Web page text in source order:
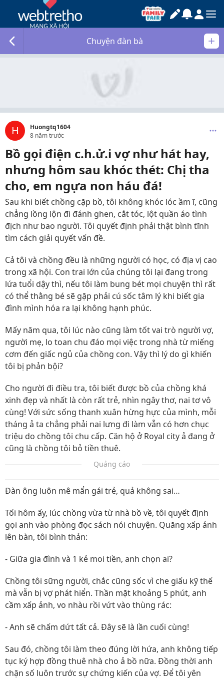
Chuyện đàn bà
H
Huongtq1604
8 năm trước
Bồ gọi điện c.h.ử.i vợ như hát hay,
nhưng hôm sau khóc thét: Chị tha
cho, em ngựa non háu đá!
Sau khi biết chồng cặp bồ, tôi không khóc lóc ầm ĩ, cũng
chẳng lồng lộn đi đánh ghen, cắt tóc, lột quần áo tình
địch như bao người. Tôi quyết định phải thật bình tĩnh
tìm cách giải quyết vấn đề.
Cả tôi và chồng đều là những người có học, có địa vị cao
trong xã hội. Con trai lớn của chúng tôi lại đang trong
lứa tuổi dậy thì, nếu tôi làm bung bét mọi chuyện thì rất
có thể thằng bé sẽ gặp phải cú sốc tâm lý khi biết gia
đình mình hóa ra lại không hạnh phúc.
Mấy năm qua, tôi lúc nào cũng làm tốt vai trò người vợ,
người mẹ, lo toan chu đáo mọi việc trong nhà từ miếng
cơm đến giấc ngủ của chồng con. Vậy thì lý do gì khiến
tôi bị phản bội?
Cho người đi điều tra, tôi biết được bồ của chồng khá
xinh đẹp và nhất là còn rất trẻ, nhìn ngây thơ, nai tơ vô
cùng! Với sức sống thanh xuân hừng hực của mình, mỗi
tháng ả ta chẳng phải nai lưng đi làm vẫn có hơn chục
triệu do chồng tôi chu cấp. Căn hộ ở Royal city ả đang ở
cũng là chồng tôi bỏ tiền thuê.
Quảng cáo
Đàn ông luôn mê mẩn gái trẻ, quả không sai…
Tối hôm ấy, lúc chồng vừa từ nhà bồ về, tôi quyết định
gọi anh vào phòng đọc sách nói chuyện. Quăng xấp ảnh
lên bàn, tôi bình thản:
- Giữa gia đình và 1 kẻ moi tiền, anh chọn ai?
Chồng tôi sững người, chắc cũng sốc vì che giấu kỹ thế
mà vẫn bị vợ phát hiển. Thần mặt khoảng 5 phút, anh
cầm xấp ảnh, vo nhàu rồi vứt vào thùng rác:
- Anh sẽ chấm dứt tất cả. Đây sẽ là lần cuối cùng!
Sau đó, chồng tôi làm theo đúng lời hứa, anh không tiếp
tục ký hợp đồng thuê nhà cho ả bồ nữa. Đồng thời anh
chặn số luôn trước sự chứng kiến của vợ. Để tôi yên